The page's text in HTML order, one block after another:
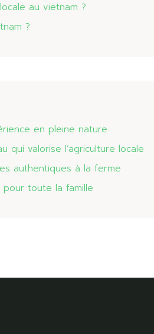
au vietnam ?
?
en pleine nature
qui valorise l’agriculture locale
authentiques à la ferme
toute la famille